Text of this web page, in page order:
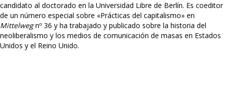
candidato al doctorado en la Universidad Libre de Berlín. Es coeditor
de un número especial sobre «Prácticas del capitalismo» en
Mittelwegnº 36 y ha trabajado y publicado sobre la historia del
neoliberalismo y los medios de comunicación de masas en Estados
Unidos y el Reino Unido.